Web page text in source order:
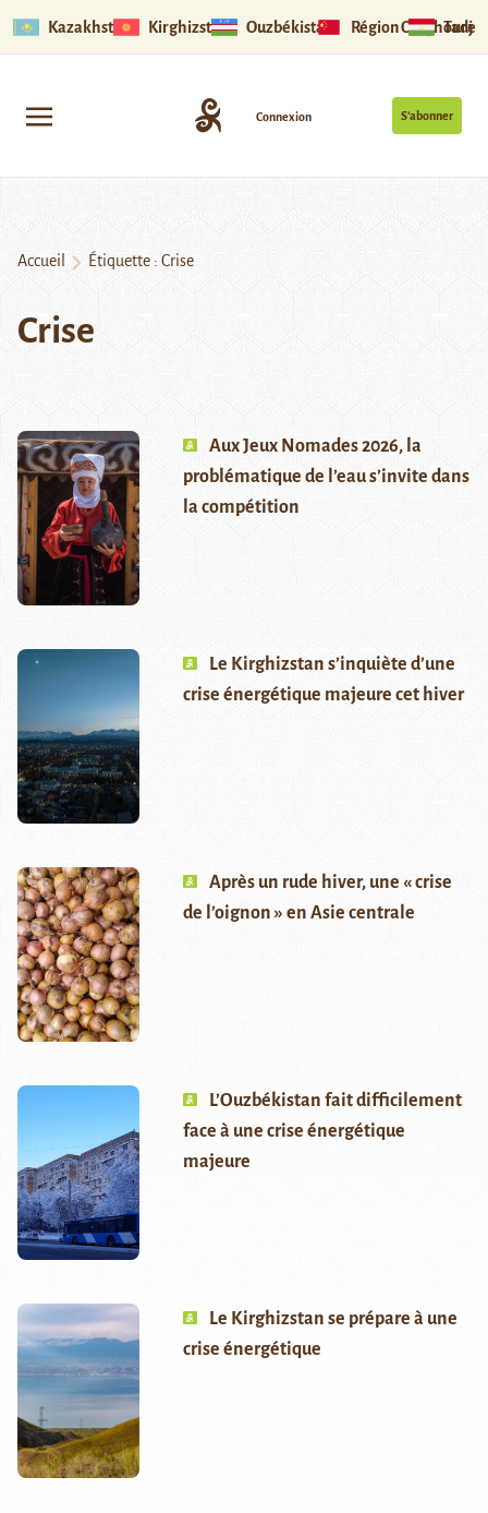
Kazakhstan Kirghizstan Ouzbékistan Région Ouïghoure
S’abonner
Connexion
Accueil Étiquette : Crise
Crise
Aux Jeux Nomades 2026, la
problématique de l’eau s’invite dans
la compétition
Le Kirghizstan s’inquiète d’une
crise énergétique majeure cet hiver
Après un rude hiver, une « crise
de l’oignon » en Asie centrale
L’Ouzbékistan fait difficilement
face à une crise énergétique
majeure
Le Kirghizstan se prépare à une
crise énergétique